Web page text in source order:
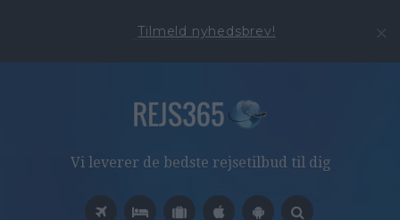
Tilmeld nyhedsbrev!
Vi leverer de bedste rejsetilbud til dig